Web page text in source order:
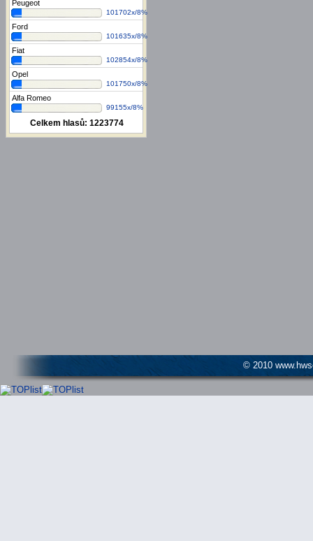
Peugeot
101702x/8%
Ford
101635x/8%
Fiat
102854x/8%
Opel
101750x/8%
Alfa Romeo
99155x/8%
Celkem hlasů: 1223774
© 2010